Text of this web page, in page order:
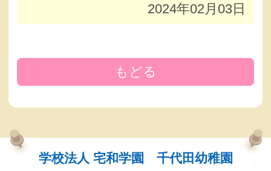
2024年02月03日
もどる
学校法人 宅和学園 千代田幼稚園